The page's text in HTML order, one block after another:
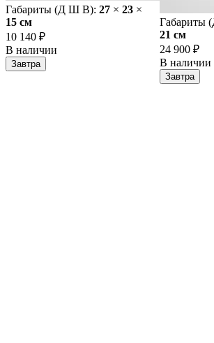
Габариты (Д Ш В): 27 × 23 ×
15 cм
10 140 ₽
В наличии
Завтра
Габариты
21 cм
24 900 ₽
В наличии
Завтра